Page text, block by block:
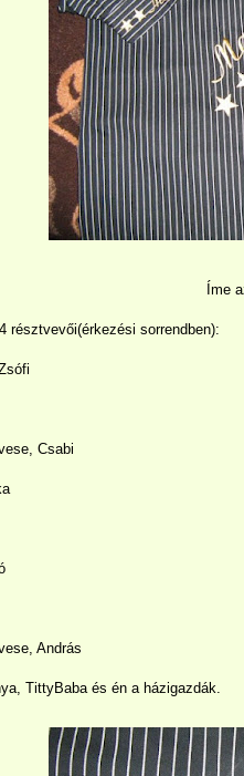
Íme
résztvevői(érkezési sorrendben):
Csabi
András
TittyBaba és én a házigazdák.